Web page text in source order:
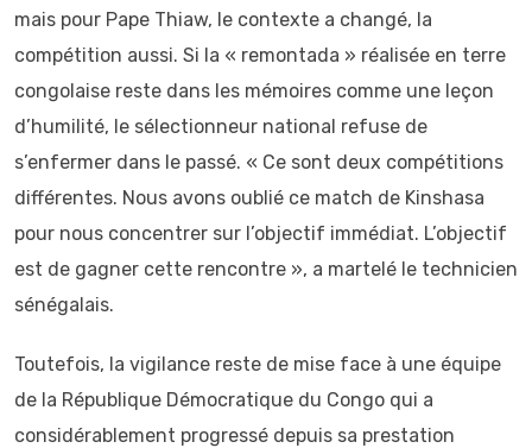
mais pour Pape Thiaw, le contexte a changé, la
compétition aussi. Si la « remontada » réalisée en terre
congolaise reste dans les mémoires comme une leçon
d’humilité, le sélectionneur national refuse de
s’enfermer dans le passé. « Ce sont deux compétitions
différentes. Nous avons oublié ce match de Kinshasa
pour nous concentrer sur l’objectif immédiat. L’objectif
est de gagner cette rencontre », a martelé le technicien
sénégalais.
Toutefois, la vigilance reste de mise face à une équipe
de la République Démocratique du Congo qui a
considérablement progressé depuis sa prestation